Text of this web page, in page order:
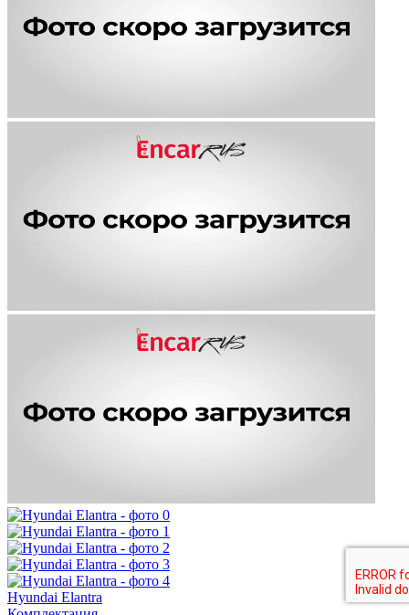
Hyundai Elantra